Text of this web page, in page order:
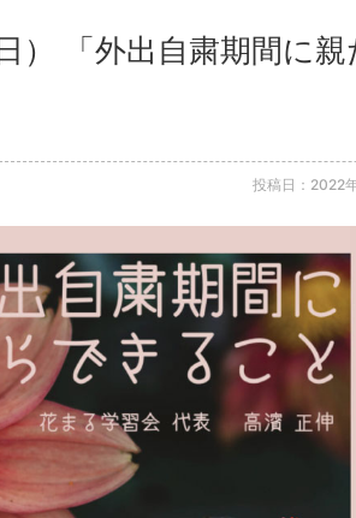
） 「外出自粛期間に
投稿日：2022